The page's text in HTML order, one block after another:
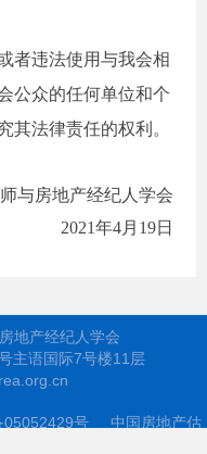
者违法使用与我会相
公众的任何单位和个
其法律责任的权利。
与房地产经纪人学会
2021年4月19日
地产经纪人学会
主语国际7号楼11层
05052429号中国房地产估